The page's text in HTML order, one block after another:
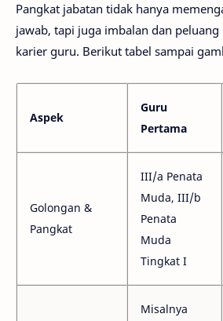
Pangkat jabatan tidak hanya
jawab, tapi juga imbalan dan
karier guru. Berikut tabel sampai
Aspek
Guru
Pertama
Golongan &
Pangkat
III/a Penata
Muda, III/b
Penata
Muda
Tingkat I
Misalnya